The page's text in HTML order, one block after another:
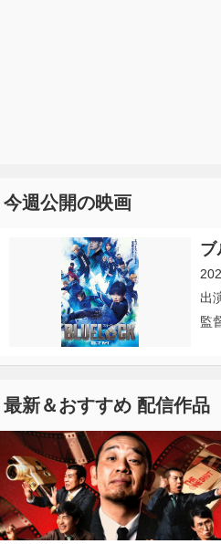
今週公開の映画
ブ
出
監
最新＆おすすめ 配信作品